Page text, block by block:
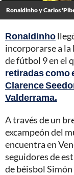
Ronaldinho y Carlos
Ronaldinho
incorporarse a
de fútbol 9 en el
retiradas como
Clarence
Valderrama.
A través de un
excampeón del
encuentra en
seguidores de
de béisbol